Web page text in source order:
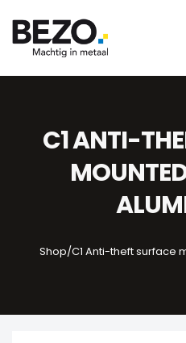
C1 ANTI-
Shop/C1 Anti-theft surface